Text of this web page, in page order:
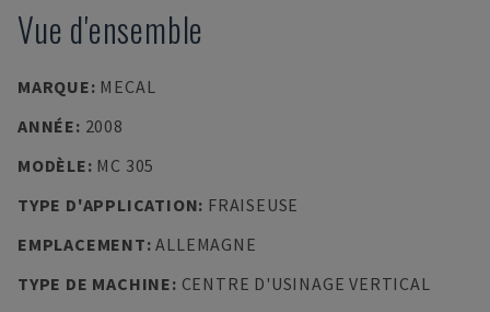
Vue d'ensemble
MARQUE: MECAL
ANNÉE: 2008
MODÈLE: MC 305
TYPE D'APPLICATION: FRAISEUSE
EMPLACEMENT:ALLEMAGNE
TYPE DE MACHINE: CENTRE D'USINAGE VERTICAL